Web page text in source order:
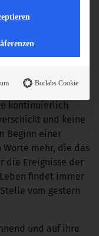
die lästigen
bringen.
wie
in den letzten
kontinuierlich
und keine
Beginn einer
mehr, die das
die Ereignisse der
findet immer
vom gestern
und auf ihre
Borlabs Cookie